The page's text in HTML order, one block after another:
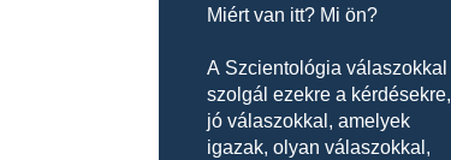
Miért van itt? Mi ön?
A Szcientológia válaszokkal
szolgál ezekre a kérdésekre,
jó válaszokkal, amelyek
igazak, olyan válaszokkal,